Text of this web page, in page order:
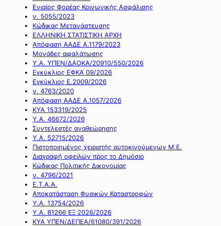
Ενιαίος Φορέας Κοινωνικής Ασφάλισης
ν. 5055/2023
Κώδικας Μετανάστευσης
ΕΛΛΗΝΙΚΗ ΣΤΑΤΙΣΤΙΚΗ ΑΡΧΗ
Απόφαση ΑΑΔΕ Α.1179/2023
Μονάδες αφαλάτωσης
Υ.Α. ΥΠΕΝ/ΔΑΟΚΑ/20910/550/2026
Εγκύκλιος ΕΦΚΑ 09/2026
Εγκύκλιος Ε.2009/2026
ν. 4763/2020
Απόφαση ΑΑΔΕ Α.1057/2026
ΚΥΑ 153319/2025
Υ.Α. 46672/2026
Συντελεστές αναθεώρησης
Υ.Α. 52715/2026
Πιστοποιημένος χειριστής αυτοκινούμενων Μ.Ε.
Διαγραφή οφειλών προς το Δημόσιο
Κώδικας Πολιτικής Δικονομίας
ν. 4796/2021
Ε.Τ.Α.Α.
Αποκατάσταση Φυσικών Καταστροφών
Υ.Α. 13754/2026
Υ.Α. 81266 ΕΞ 2026/2026
ΚΥΑ ΥΠΕΝ/ΔΕΠΕΑ/61080/391/2026